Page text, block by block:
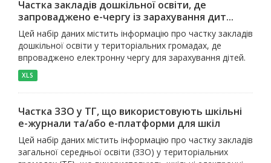
Частка закладів дошкільної освіти, де
запроваджено е-чергу із зарахування дит...
Цей набір даних містить інформацію про частку закладів
дошкільної освіти у територіальних громадах, де
впроваджено електронну чергу для зарахування дітей.
XLS
Частка ЗЗО у ТГ, що використовують шкільні
е-журнали та/або е-платформи для шкіл
Цей набір даних містить інформацію про частку закладів
загальної середньої освіти (ЗЗО) у територіальних